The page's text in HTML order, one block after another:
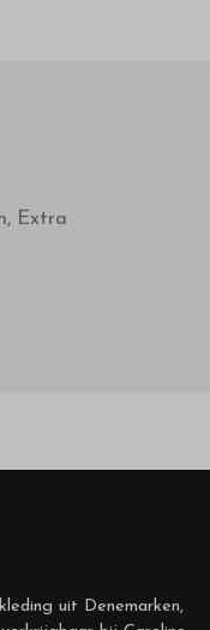
Extra
uit Denemarken,